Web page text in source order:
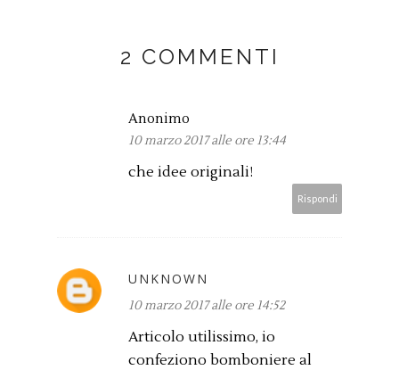
2 COMMENTI
Anonimo
10 marzo 2017 alle ore 13:44
che idee originali!
Rispondi
UNKNOWN
10 marzo 2017 alle ore 14:52
Articolo utilissimo, io
confeziono bomboniere al